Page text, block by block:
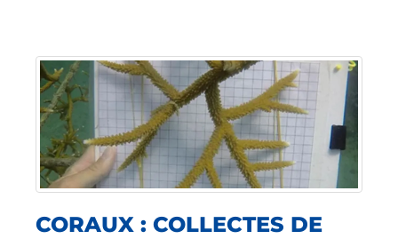
CORAUX : COLLECTES DE